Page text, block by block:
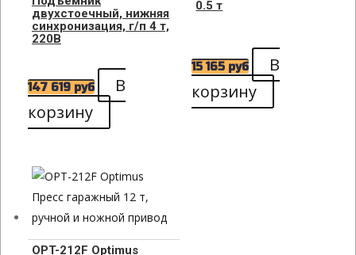
двухстоечный, нижняя
синхронизация, г/п 4 т,
220В
147 619 руб
В
корзину
0.5 т
15 165 руб
В
корзину
OPT-212F Optimus